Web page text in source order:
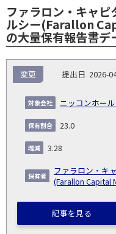
ファラロン・キャ
ルシー(Farallon
の大量保有報告書デ
NO.
告
義
務
発
生
日
出
コー
2026-
ニッコンホー
変更
23.0
3.28
ファラロン・キ
(Farallon Capital
記事を見る